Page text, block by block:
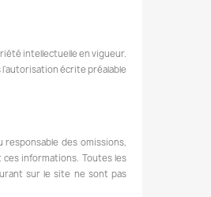
intellectuelle en vigueur.
écrite préalable
des omissions,
informations. Toutes les
sur le site ne sont pas